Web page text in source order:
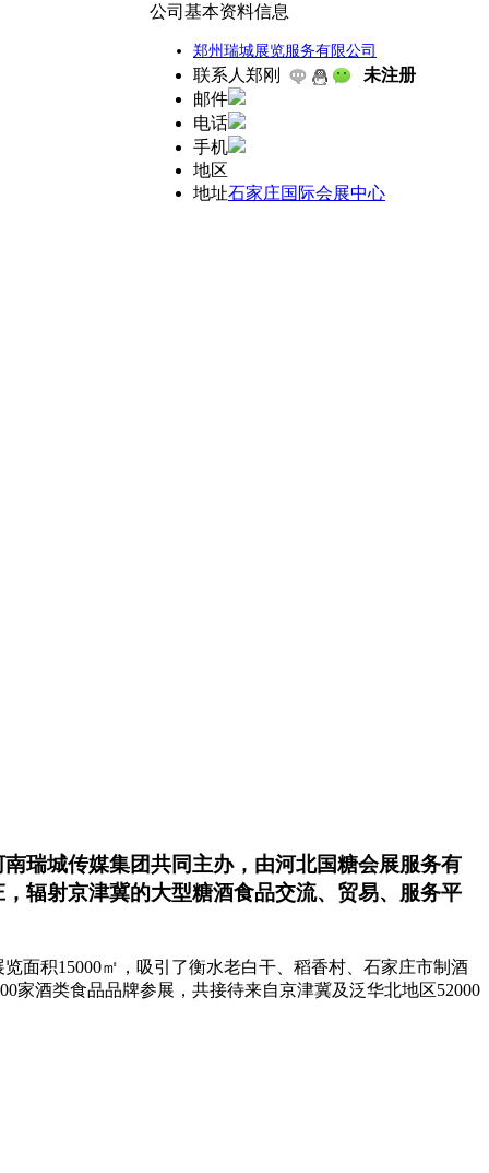
公司基本资料信息
郑州瑞城展览服务有限公司
联系人 郑刚
未注册
邮件
电话
手机
地区
地址石家庄国际会展中心
瑞城传媒集团共同主办，由河北国糖会展服务有
辐射京津冀的大型糖酒食品交流、贸易、服务平
面积15000㎡，吸引了衡水老白干、稻香村、石家庄市制酒
家酒类食品品牌参展，共接待来自京津冀及泛华北地区52000